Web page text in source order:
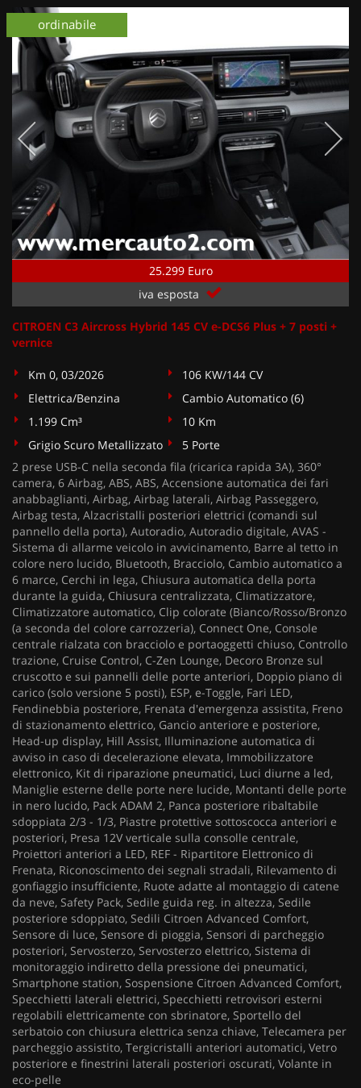
25.299 Euro
iva esposta
km 0
CITROEN C3 Aircross Hybrid 145 CV e-DCS6 Plus + 7 posti +
vernice
Km 0, 03/2026
106 KW/144 CV
Elettrica/Benzina
Cambio Automatico (6)
1.199 Cm³
10 Km
Grigio Scuro Metallizzato
5 Porte
2 prese USB-C nella seconda fila (ricarica rapida 3A), 360°
camera, 6 Airbag, ABS, ABS, Accensione automatica dei fari
anabbaglianti, Airbag, Airbag laterali, Airbag Passeggero,
Airbag testa, Alzacristalli posteriori elettrici (comandi sul
pannello della porta), Autoradio, Autoradio digitale, AVAS -
Sistema di allarme veicolo in avvicinamento, Barre al tetto in
colore nero lucido, Bluetooth, Bracciolo, Cambio automatico a
6 marce, Cerchi in lega, Chiusura automatica della porta
durante la guida, Chiusura centralizzata, Climatizzatore,
Climatizzatore automatico, Clip colorate (Bianco/Rosso/Bronzo
(a seconda del colore carrozzeria), Connect One, Console
centrale rialzata con bracciolo e portaoggetti chiuso, Controllo
trazione, Cruise Control, C-Zen Lounge, Decoro Bronze sul
cruscotto e sui pannelli delle porte anteriori, Doppio piano di
carico (solo versione 5 posti), ESP, e-Toggle, Fari LED,
Fendinebbia posteriore, Frenata d'emergenza assistita, Freno
di stazionamento elettrico, Gancio anteriore e posteriore,
Head-up display, Hill Assist, Illuminazione automatica di
avviso in caso di decelerazione elevata, Immobilizzatore
elettronico, Kit di riparazione pneumatici, Luci diurne a led,
Maniglie esterne delle porte nere lucide, Montanti delle porte
in nero lucido, Pack ADAM 2, Panca posteriore ribaltabile
sdoppiata 2/3 - 1/3, Piastre protettive sottoscocca anteriori e
posteriori, Presa 12V verticale sulla consolle centrale,
Proiettori anteriori a LED, REF - Ripartitore Elettronico di
Frenata, Riconoscimento dei segnali stradali, Rilevamento di
gonfiaggio insufficiente, Ruote adatte al montaggio di catene
da neve, Safety Pack, Sedile guida reg. in altezza, Sedile
posteriore sdoppiato, Sedili Citroen Advanced Comfort,
Sensore di luce, Sensore di pioggia, Sensori di parcheggio
posteriori, Servosterzo, Servosterzo elettrico, Sistema di
monitoraggio indiretto della pressione dei pneumatici,
Smartphone station, Sospensione Citroen Advanced Comfort,
Specchietti laterali elettrici, Specchietti retrovisori esterni
regolabili elettricamente con sbrinatore, Sportello del
serbatoio con chiusura elettrica senza chiave, Telecamera per
parcheggio assistito, Tergicristalli anteriori automatici, Vetro
posteriore e finestrini laterali posteriori oscurati, Volante in
eco-pelle